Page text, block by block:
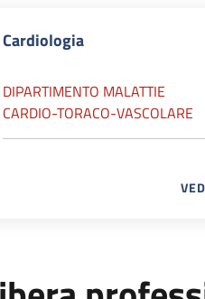
Cardiologia
DIPARTIMENTO MALATTIE
CARDIO-TORACO-VASCOLARE